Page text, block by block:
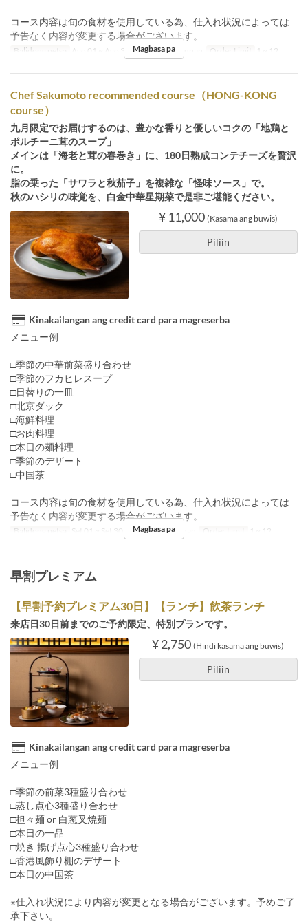
コース内容は旬の食材を使用している為、仕入れ状況によっては
予告なく内容が変更する場合がございます。
Balidong petsa Ago 01 ~ Ago 31 Pagkain Hapunan Order Limit 1 ~ 12
Magbasa pa
Chef Sakumoto recommended course（HONG-KONG
course）
九月限定でお届けするのは、豊かな香りと優しいコクの「地鶏と
ポルチーニ茸のスープ」
メインは「海老と茸の春巻き」に、180日熟成コンテチーズを贅沢
に。
脂の乗った「サワラと秋茄子」を複雑な「怪味ソース」で。
秋のハシリの味覚を、白金中華星期菜で是非ご堪能ください。
¥ 11,000 (Kasama ang buwis)
Piliin
Kinakailangan ang credit card para magreserba
メニュー例
□季節の中華前菜盛り合わせ
□季節のフカヒレスープ
□日替りの一皿
□北京ダック
□海鮮料理
□お肉料理
□本日の麺料理
□季節のデザート
□中国茶
コース内容は旬の食材を使用している為、仕入れ状況によっては
予告なく内容が変更する場合がございます。
Balidong petsa Set 01 ~ Set 30 Pagkain Hapunan Order Limit 1 ~ 12
Magbasa pa
早割プレミアム
【早割予約プレミアム30日】【ランチ】飲茶ランチ
来店日30日前までのご予約限定、特別プランです。
¥ 2,750 (Hindi kasama ang buwis)
Piliin
Kinakailangan ang credit card para magreserba
メニュー例
□季節の前菜3種盛り合わせ
□蒸し点心3種盛り合わせ
□担々麺 or 白葱叉焼麺
□本日の一品
□焼き 揚げ点心3種盛り合わせ
□香港風飾り棚のデザート
□本日の中国茶
※仕入れ状況により内容が変更となる場合がございます。予めご了
承下さい。